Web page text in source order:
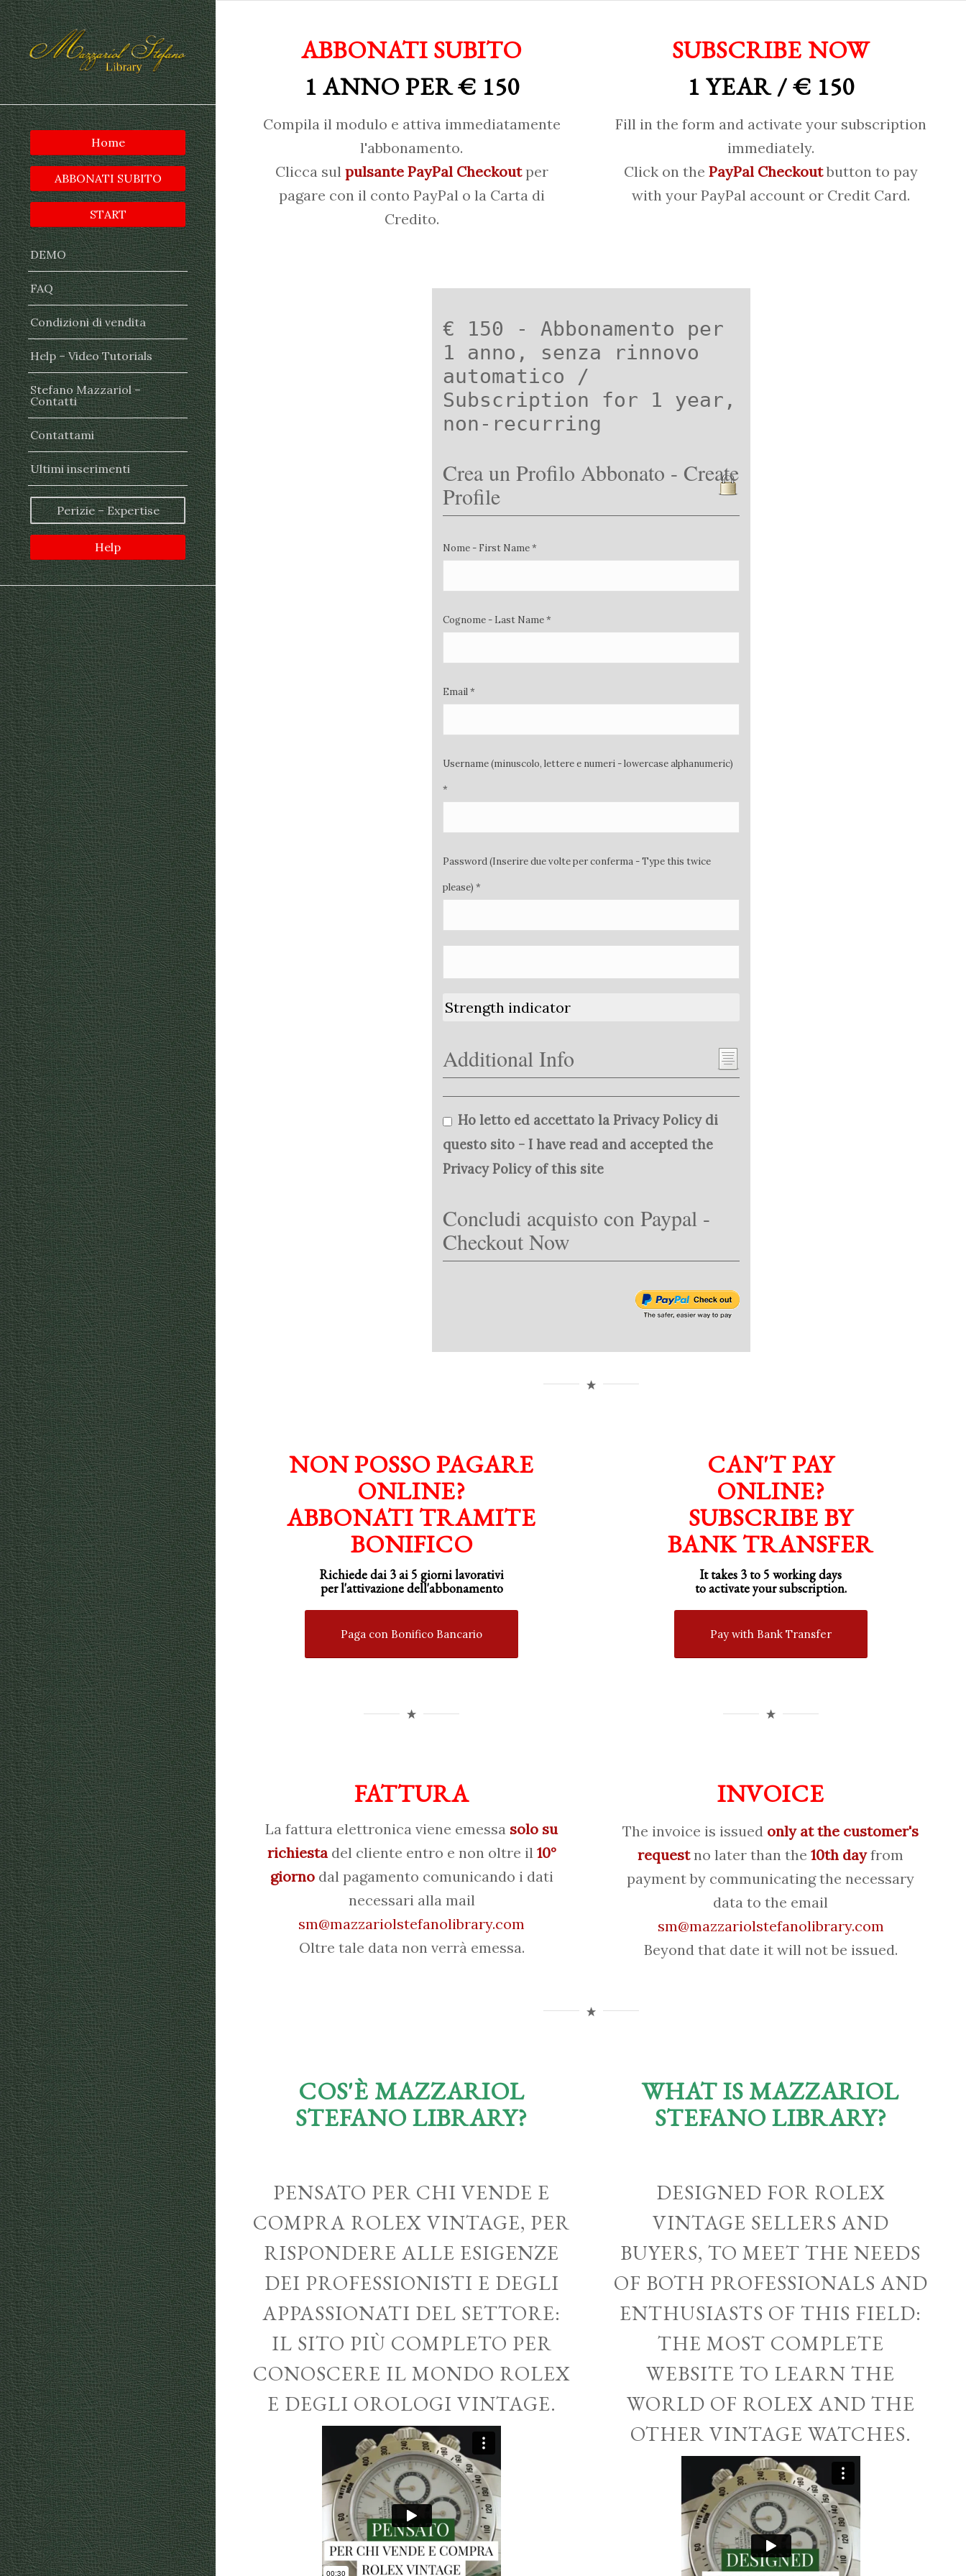
Home
ABBONATI SUBITO
START
DEMO
FAQ
Condizioni di vendita
Help – Video Tutorials
Stefano Mazzariol –
Contatti
Contattami
Ultimi inserimenti
Perizie – Expertise
Help
ABBONATI SUBITO
1 ANNO PER € 150
Compila il modulo e attiva immediatamente
l'abbonamento.
Clicca sul pulsante PayPal Checkoutper
pagare con il conto PayPal o la Carta di
Credito.
SUBSCRIBE NOW
1 YEAR / € 150
Fill in the form and activate your subscription
immediately.
Click on the PayPal Checkoutbutton to pay
with your PayPal account or Credit Card.
€ 150 - Abbonamento per
1 anno, senza rinnovo
automatico /
Subscription for 1 year,
non-recurring
Crea un Profilo Abbonato - Create
Profile
Nome - First Name *
Cognome - Last Name *
Email *
Username (minuscolo, lettere e numeri - lowercase alphanumeric)
*
Password (Inserire due volte per conferma - Type this twice
please) *
Strength indicator
Additional Info
Ho letto ed accettato la Privacy Policy di
questo sito - I have read and accepted the
Privacy Policy of this site
Concludi acquisto con Paypal -
Checkout Now
NON POSSO PAGARE
ONLINE?
ABBONATI TRAMITE
BONIFICO
Richiede dai 3 ai 5 giorni lavorativi
perl'attivazionedell'abbonamento
Paga con Bonifico Bancario
FATTURA
La fattura elettronica viene emessa solo su
richiestadel cliente entro e non oltre il 10°
giornodal pagamento comunicando i dati
necessari alla mail
sm@mazzariolstefanolibrary.com
Oltre tale data non verrà emessa.
CAN'T PAY
ONLINE?
SUBSCRIBE BY
BANK TRANSFER
It takes 3 to 5 working days
to activate your subscription.
Pay with Bank Transfer
INVOICE
The invoice is issued only at the customer's
requestno later than the10th dayfrom
payment by communicating the necessary
data to the email
sm@mazzariolstefanolibrary.com
Beyond that date it will not be issued.
COS'È MAZZARIOL
STEFANO LIBRARY?
WHAT IS MAZZARIOL
STEFANO LIBRARY?
PENSATO PER CHI VENDE E
COMPRA ROLEX VINTAGE, PER
RISPONDERE ALLE ESIGENZE
DEI PROFESSIONISTI E DEGLI
APPASSIONATI DEL SETTORE:
IL SITO PIÙ COMPLETO PER
CONOSCERE IL MONDO ROLEX
E DEGLI OROLOGI VINTAGE.
DESIGNED FOR ROLEX
VINTAGE SELLERS AND
BUYERS, TO MEET THE NEEDS
OF BOTH PROFESSIONALS AND
ENTHUSIASTS OF THIS FIELD:
THE MOST COMPLETE
WEBSITE TO LEARN THE
WORLD OF ROLEX AND THE
OTHER VINTAGE WATCHES.